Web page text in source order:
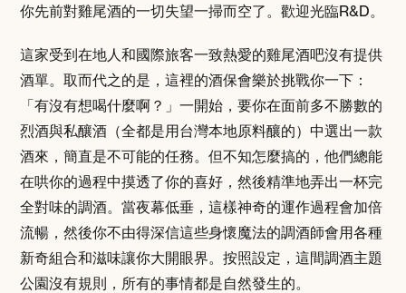
你先前對雞尾酒的一切失望一掃而空了。歡迎光臨R&D。
這家受到在地人和國際旅客一致熱愛的雞尾酒吧沒有提供
酒單。取而代之的是，這裡的酒保會樂於挑戰你一下：
「有沒有想喝什麼啊？」一開始，要你在面前多不勝數的
烈酒與私釀酒（全都是用台灣本地原料釀的）中選出一款
酒來，簡直是不可能的任務。但不知怎麼搞的，他們總能
在哄你的過程中摸透了你的喜好，然後精準地弄出一杯完
全對味的調酒。當夜幕低垂，這樣神奇的運作過程會加倍
流暢，然後你不由得深信這些身懷魔法的調酒師會用各種
新奇組合和滋味讓你大開眼界。按照設定，這間調酒主題
公園沒有規則，所有的事情都是自然發生的。